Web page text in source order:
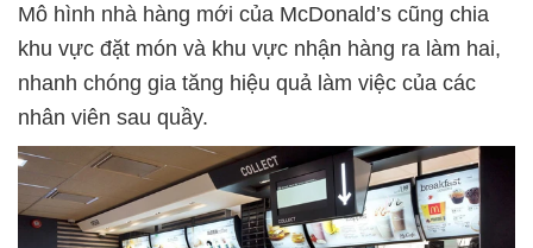
Mô hình nhà hàng mới của McDonald’s cũng chia
khu vực đặt món và khu vực nhận hàng ra làm hai,
nhanh chóng gia tăng hiệu quả làm việc của các
nhân viên sau quầy.